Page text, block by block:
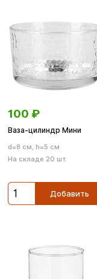
100 ₽
Ваза-цилиндр Мини
d=8 см, h=5 см
На складе 20 шт.
Добавить